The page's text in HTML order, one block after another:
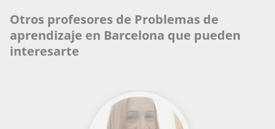
Otros profesores de Problemas de
aprendizaje en Barcelona que pueden
interesarte